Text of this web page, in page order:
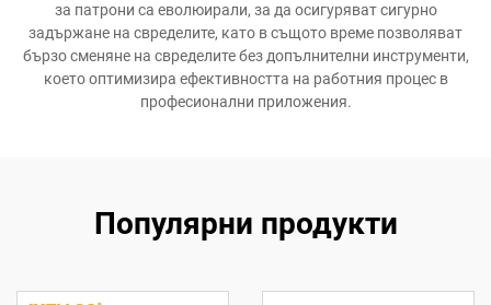
за патрони са еволюирали, за да осигуряват сигурно
задържане на свределите, като в същото време позволяват
бързо сменяне на свределите без допълнителни инструменти,
което оптимизира ефективността на работния процес в
професионални приложения.
Популярни продукти